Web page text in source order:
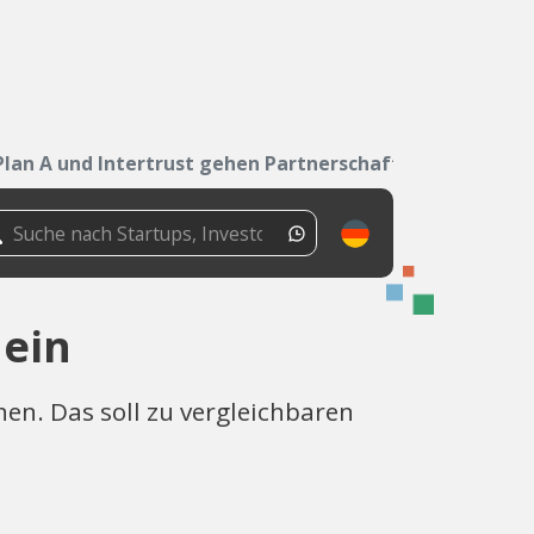
A und Intertrust gehen Partnerschaft ein
Das soll zu vergleichbaren